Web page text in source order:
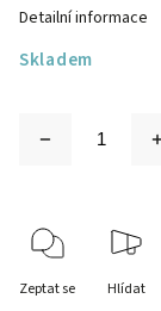
Skladem
Detailní informace
Zeptat se Hlídat